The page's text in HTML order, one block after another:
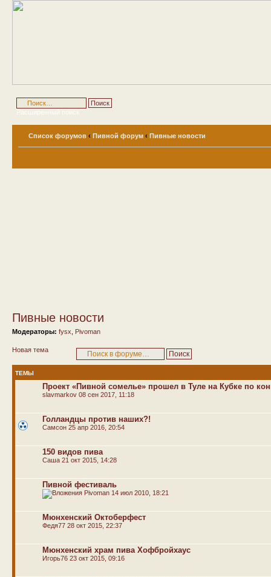
Расширенный поиск
Список форумов ‹ Пивной форум ‹ Пивные новости
Пивные новости
Модераторы: fysx Pivoman
Новая тема
ТЕМЫ
Проект «Пивной сомелье» прошел в Туле на Кубке по
slavmarkov 08 сен 2017, 11:18
Голландцы против наших?!
Самсон 25 апр 2016, 20:54
150 видов пива
Саша 21 окт 2015, 14:28
Пивной фестиваль
Pivoman 14 июл 2010, 18:21
Мюнхенский Октоберфест
Федя77 28 окт 2015, 22:37
Мюнхенский храм пива Хофбройхаус
Игорь76 23 окт 2015, 09:16